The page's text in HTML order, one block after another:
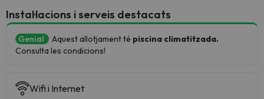
Instal·lacions i serveis destacats
Genial Aquest allotjament té piscina climatitzada.
Consulta les condicions!
Wifi i Internet